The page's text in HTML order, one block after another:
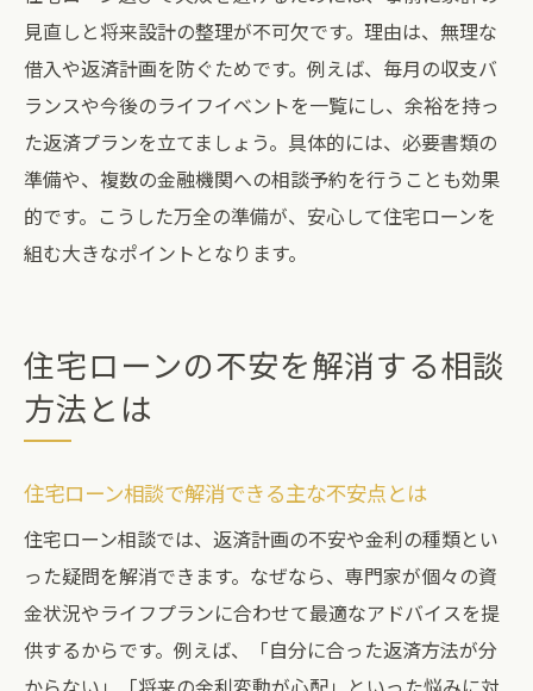
安心して長く使える住宅ローンの選び方
この地域で安心できる住宅ローン相談の流れ
住宅ローン相談の基本的な流れを解説
大治町で住宅ローン相談を始める手順
住宅ローン相談の予約から申込までの流れ
相談時に必要な住宅ローン関連書類とは
住宅ローン相談後のフォロー体制の特徴
見直しと将来設計の整理が不可欠です。理由は、無理な
借入や返済計画を防ぐためです。例えば、毎月の収支バ
ランスや今後のライフイベントを一覧にし、余裕を持っ
た返済プランを立てましょう。具体的には、必要書類の
準備や、複数の金融機関への相談予約を行うことも効果
的です。こうした万全の準備が、安心して住宅ローンを
組む大きなポイントとなります。
住宅ローンの不安を解消する相談
方法とは
住宅ローン相談で解消できる主な不安点とは
住宅ローン相談では、返済計画の不安や金利の種類とい
った疑問を解消できます。なぜなら、専門家が個々の資
金状況やライフプランに合わせて最適なアドバイスを提
供するからです。例えば、「自分に合った返済方法が分